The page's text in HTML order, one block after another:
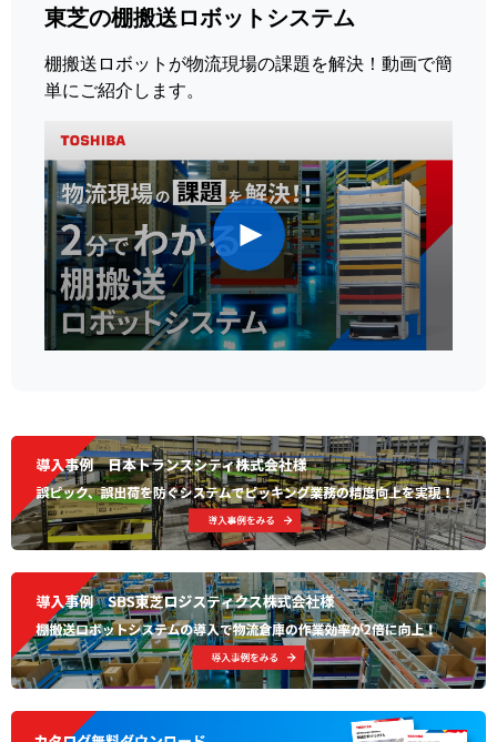
東芝の棚搬送ロボットシステム
棚搬送ロボットが物流現場の課題を解決！動画で簡
単にご紹介します。